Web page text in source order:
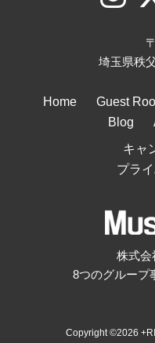
埼玉県秩
Home Guest
Blog
キャ
プラ
株式会
8つのグループ
Copyright ©2026